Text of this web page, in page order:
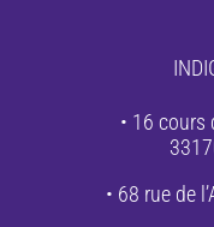
• 16 cours
• 68 rue de